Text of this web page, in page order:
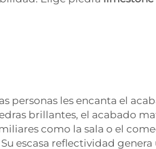
personas les encanta el
brillantes, el acabado
como la sala o el
escasa reflectividad genera